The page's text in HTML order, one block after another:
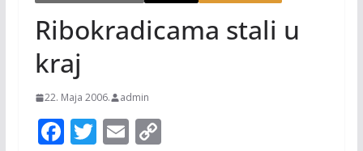
Ribokradicama stali u
kraj
22. Maja 2006. admin
F T E C